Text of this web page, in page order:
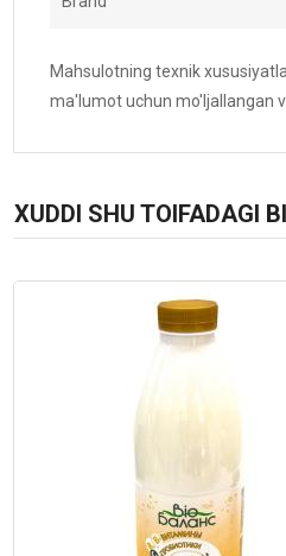
Mahsulotning texnik
ma'lumot uchun mo'ljallangan
XUDDI SHU TOIFADAGI